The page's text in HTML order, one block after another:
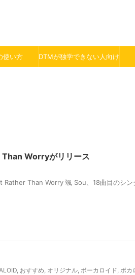
使い方 DTMが独学できない人向け
Worryがリリース
Than Worry 颯 Sou、18曲目のシン
, おすすめ, オリジナル, ボーカロイド, ボカ